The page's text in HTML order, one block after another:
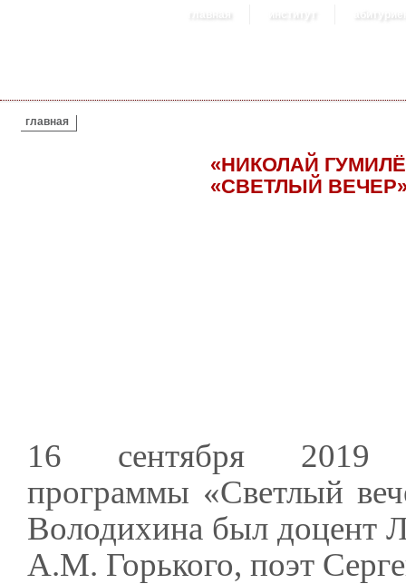
главная институт
ВЫ ЗДЕСЬ
главная
«НИКОЛАЙ
«СВЕТЛЫЙ
16 сентября
программы «Светлый
Володихина был доцент
А.М. Горького, поэт